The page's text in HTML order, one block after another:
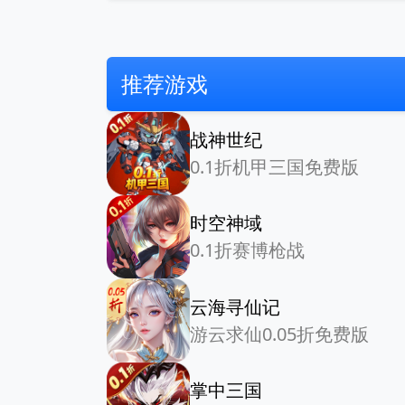
推荐游戏
战神世纪
0.1折机甲三国免费版
时空神域
0.1折赛博枪战
云海寻仙记
游云求仙0.05折免费版
掌中三国